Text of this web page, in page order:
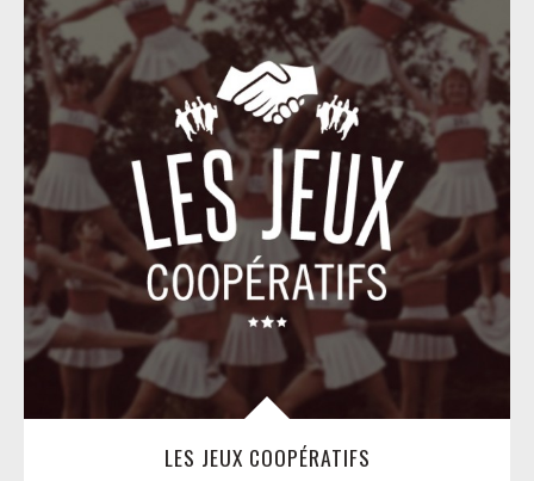
LES JEUX COOPÉRATIFS